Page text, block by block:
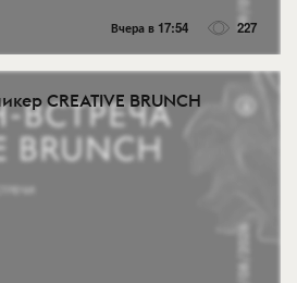
Вчера в 17:54 227
CREATIVE BRUNCH